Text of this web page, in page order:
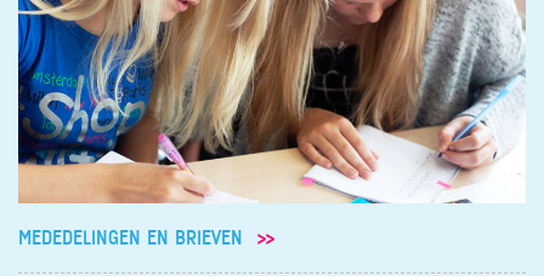
MEDEDELINGEN EN BRIEVEN